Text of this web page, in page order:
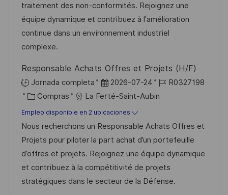
n
ó
n
e
p
u
i
c
a
c
i
ó
n
m
p
l
e
o
r
í
traitement des non-conformités. Rejoignez une
équipe dynamique et contribuez à l'amélioration
continue dans un environnement industriel
complexe.
Responsable Achats Offres et Projets (H/F)
Jornada completa
F
e
c
h
a
d
e
p
2026-07-24
I
D
e
e
m
p
l
R0327198
C
a
t
e
g
o
r
Compras La Ferté-Saint-Aubin
Empleo disponible en 2 ubicaciones
Nous recherchons un Responsable Achats Offres et
Projets pour piloter la part achat d’un portefeuille
d’offres et projets. Rejoignez une équipe dynamique
et contribuez à la compétitivité de projets
stratégiques dans le secteur de la Défense.